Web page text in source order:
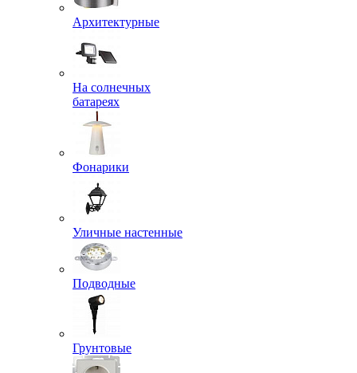
Архитектурные
На солнечных
батареях
Фонарики
Уличные настенные
Подводные
Грунтовые